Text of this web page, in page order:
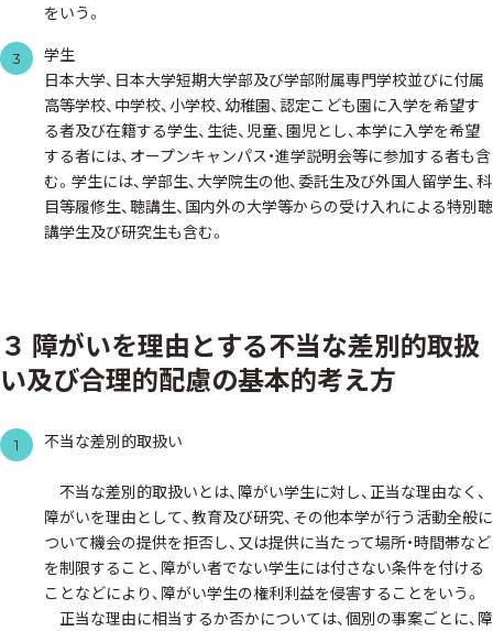
をいう。
3
学生
日本大学、日本大学短期大学部及び学部附属専門学校並びに付属
高等学校、中学校、小学校、幼稚園、認定こども園に入学を希望す
る者及び在籍する学生、生徒、児童、園児とし、本学に入学を希望
する者には、オープンキャンパス・進学説明会等に参加する者も含
む。学生には、学部生、大学院生の他、委託生及び外国人留学生、科
目等履修生、聴講生、国内外の大学等からの受け入れによる特別聴
講学生及び研究生も含む。
３ 障がいを理由とする不当な差別的取扱
い及び合理的配慮の基本的考え方
1 不当な差別的取扱い
不当な差別的取扱いとは、障がい学生に対し、正当な理由なく、
障がいを理由として、教育及び研究、その他本学が行う活動全般に
ついて機会の提供を拒否し、又は提供に当たって場所・時間帯など
を制限すること、障がい者でない学生には付さない条件を付ける
ことなどにより、障がい学生の権利利益を侵害することをいう。
正当な理由に相当するか否かについては、個別の事案ごとに、障